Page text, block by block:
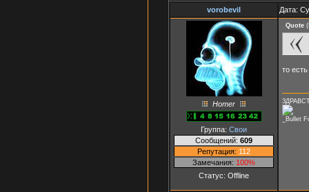
vorobevil Дата:
Homer
Группа: Свои
Сообщений: 609
Репутация: 112
Замечания: 100%
Статус: Offline
Quote (
то
_Bullet